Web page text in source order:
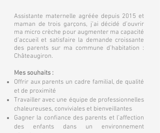
Assistante maternelle agréée depuis 2015 et
maman de trois garçons, j’ai décidé d’ouvrir
ma micro crèche pour augmenter ma capacité
d’accueil et satisfaire la demande croissante
des parents sur ma commune d’habitation :
Châteaugiron.
Mes souhaits :
Offrir aux parents un cadre familial, de qualité
et de proximité
Travailler avec une équipe de professionnelles
chaleureuses, conviviales et bienveillantes
Gagner la confiance des parents et l’affection
des enfants dans un environnement